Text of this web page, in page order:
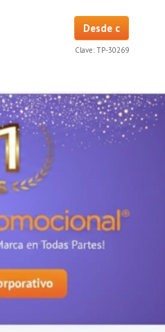
Desde c
Clave: TP-30269